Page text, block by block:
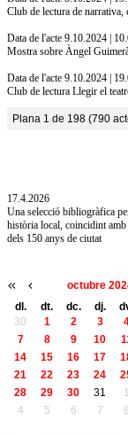
Club de lectura de
Data de l'acte 9.10.2024 |
Mostra sobre Àngel
Data de l'acte 9.10.2024 |
Club de lectura Llegir el
Plana 1 de 198 (790
17.4.2026
Una selecció bibliogràfica
història local, coincidint amb
dels 150 anys de ciutat
octubre
dl.
dt. dc. dj.
30
1 2 3
7
8 9 10
14
15 16 17
21
22 23 24
28
29 30 31 1
4
5 6 7 8